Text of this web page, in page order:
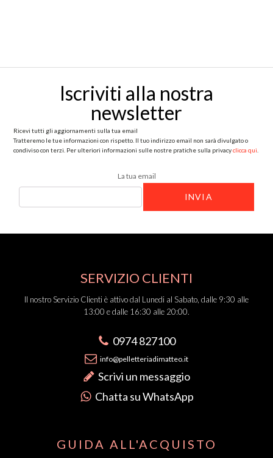
Le
opzioni
possono
essere
prodotto
Le
essere
nella
pagina
prodotto
Iscriviti alla nostra
newsletter
Ricevi tutti gli aggiornamenti sulla tua email
Tratteremo le tue informazioni con rispetto. Il tuo indirizzo email non sarà divulgato o
condiviso con terzi. Per ulteriori informazioni sulle nostre pratiche sulla privacyclicca qui
La tua email
SERVIZIO CLIENTI
Il nostro Servizio Clienti è attivo dal Lunedi al Sabato, dalle 9:30 alle
13:00 e dalle 16:30 alle 20:00.
0974 827100
info@pelletteriadimatteo.it
Scrivi un messaggio
Chatta su WhatsApp
GUIDA ALL'ACQUISTO